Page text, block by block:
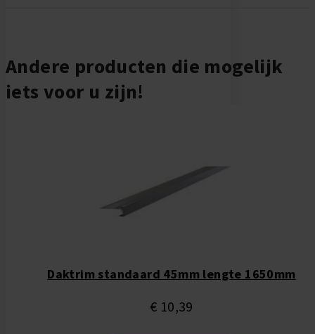
Andere producten die mogelijk
iets voor u zijn!
Daktrim standaard 45mm lengte 1650mm
€ 10,39